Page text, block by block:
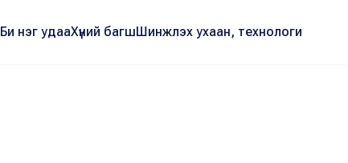
Би нэг удааХүний багшШинжлэх ухаан, технологи